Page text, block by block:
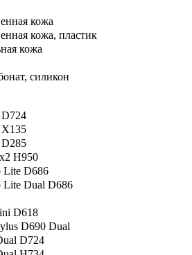
кожа
кожа, пластик
кожа
силикон
H950
Lite D686
Lite Dual D686
D618
D690 Dual
D724